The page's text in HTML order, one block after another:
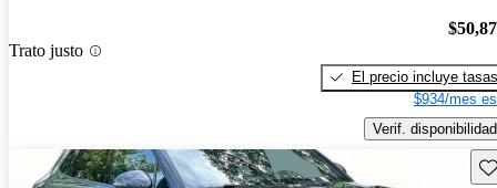
Trato justo
El precio incluye tasas
$934/mes
Verif. disponibilidad